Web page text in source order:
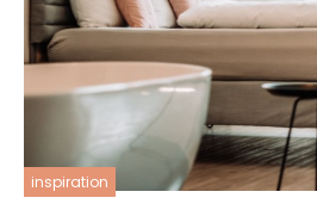
inspiration